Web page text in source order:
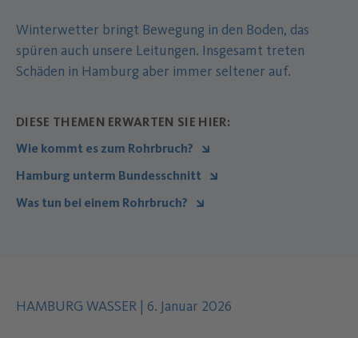
Winterwetter bringt Bewegung in den Boden, das
spüren auch unsere Leitungen. Insgesamt treten
Schäden in Hamburg aber immer seltener auf.
DIESE THEMEN ERWARTEN SIE HIER:
Wie kommt es zum Rohrbruch?
Hamburg unterm Bundesschnitt
Was tun bei einem Rohrbruch?
Autor des Inhalts:
HAMBURG WASSER | Datum der Veröffentlichung:
6. Januar 2026